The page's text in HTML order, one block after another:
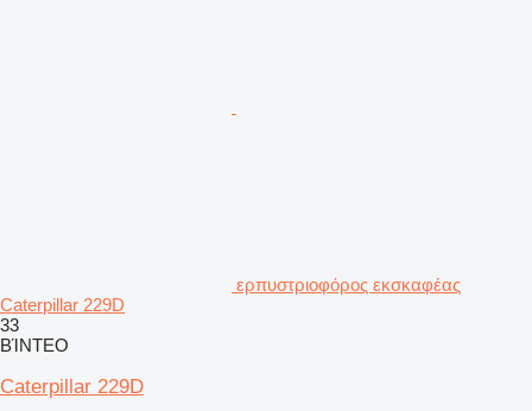
ερπυστριοφόρος εκσκαφέας
Caterpillar 229D
33
ΒΊΝΤΕΟ
Caterpillar 229D